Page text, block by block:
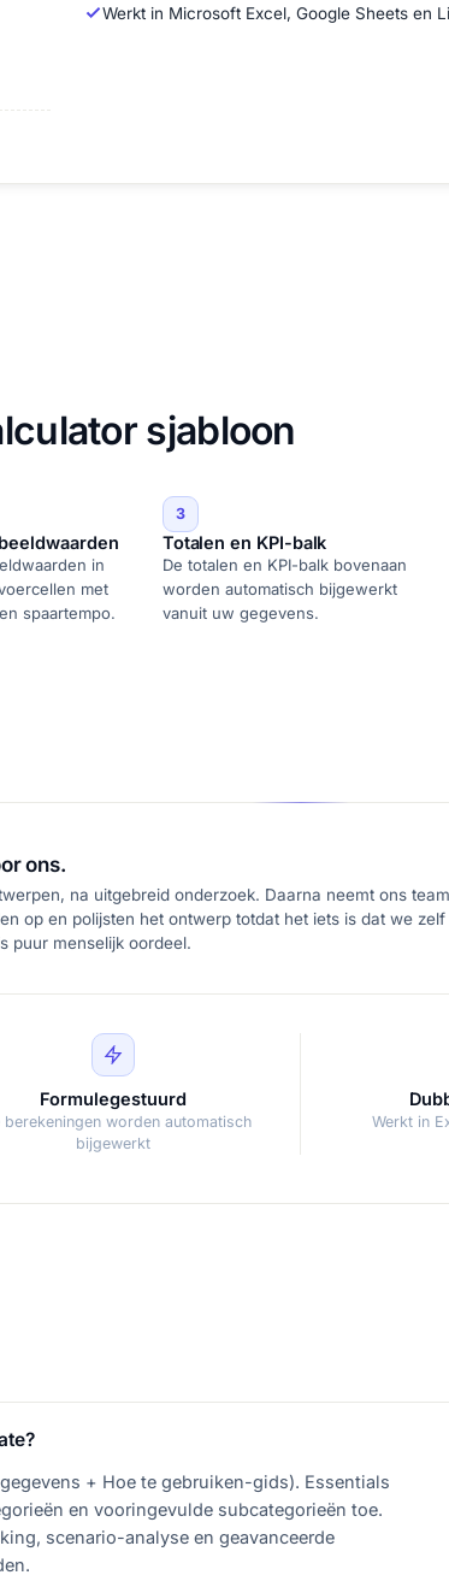
Werkt in Microsoft Excel, Google Sheets en
sjabloon
in
met
spaartempo.
3
Totalen en KPI-balk
De totalen en KPI-balk bovenaan
worden automatisch bijgewerkt
vanuit uw gegevens.
ons.
na uitgebreid onderzoek. Daarna neemt ons
op en polijsten het ontwerp totdat het iets is dat we
puur menselijk oordeel.
Formulegestuurd
berekeningen worden automatisch
bijgewerkt
Werkt in
+ Hoe te gebruiken-gids). Essentials
en vooringevulde subcategorieën toe.
scenario-analyse en geavanceerde